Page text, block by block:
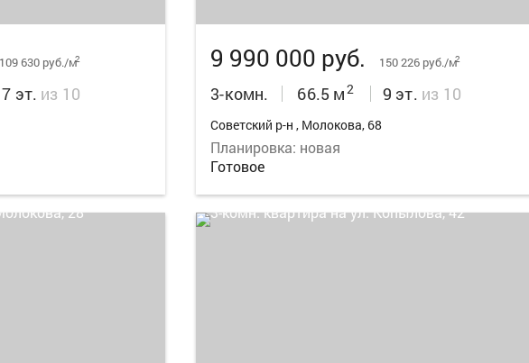
109 630 руб./м2
7 эт. из 10
9 990 000 руб. 150 226 руб./м2
3-комн. 66.5 м2 9 эт. из 10
Советский р-н , Молокова, 68
Планировка: новая
Готовое